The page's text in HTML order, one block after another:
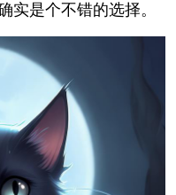
实是个不错的选择。